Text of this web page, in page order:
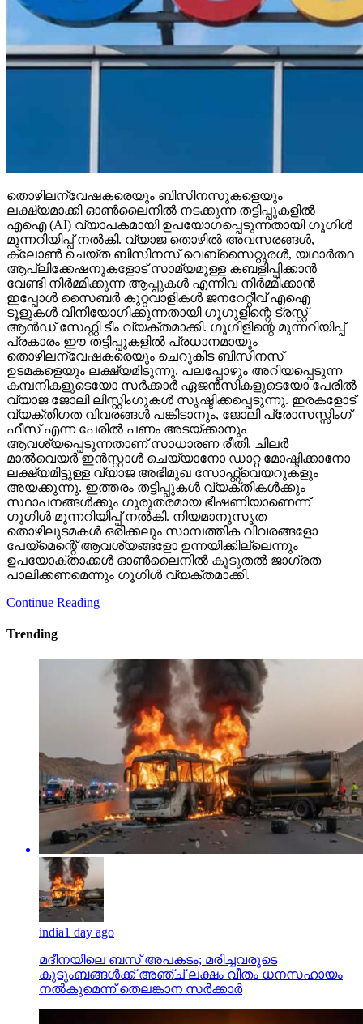
തൊഴിലന്വേഷകരെയും ബിസിനസുകളെയും
ലക്ഷ്യമാക്കി ഓണ്‍ലൈനില്‍ നടക്കുന്ന തട്ടിപ്പുകളില്‍
എഐ (AI) വ്യാപകമായി ഉപയോഗപ്പെടുന്നതായി ഗൂഗിള്‍
മുന്നറിയിപ്പ് നല്‍കി. വ്യാജ തൊഴില്‍ അവസരങ്ങള്‍,
ക്ലോണ്‍ ചെയ്ത ബിസിനസ് വെബ്‌സൈറ്റുരള്‍, യഥാര്‍ത്ഥ
ആപ്ലിക്കേഷനുകളോട് സാമ്യമുള്ള കബളിപ്പിക്കാന്‍
വേണ്ടി നിര്‍മ്മിക്കുന്ന ആപ്പുകള്‍ എന്നിവ നിര്‍മ്മിക്കാന്‍
ഇപ്പോള്‍ സൈബര്‍ കുറ്റവാളികള്‍ ജനറേറ്റീവ് എഐ
ടൂളുകള്‍ വിനിയോഗിക്കുന്നതായി ഗൂഗുളിന്റെ ട്രസ്റ്റ്
ആന്‍ഡ് സേഫ്റ്റി ടീം വ്യക്തമാക്കി. ഗൂഗിളിന്റെ മുന്നറിയിപ്പ്
പ്രകാരം ഈ തട്ടിപ്പുകളില്‍ പ്രധാനമായും
തൊഴിലന്വേഷകരെയും ചെറുകിട ബിസിനസ്
ഉടമകളെയും ലക്ഷ്യമിടുന്നു. പലപ്പോഴും അറിയപ്പെടുന്ന
കമ്പനികളുടെയോ സര്‍ക്കാര്‍ ഏജന്‍സികളുടെയോ പേരില്‍
വ്യാജ ജോലി ലിസ്റ്റിംഗുകള്‍ സൃഷ്ടിക്കപ്പെടുന്നു. ഇരകളോട്
വ്യക്തിഗത വിവരങ്ങള്‍ പങ്കിടാനും, ജോലി പ്രോസസ്സിംഗ്
ഫീസ് എന്ന പേരില്‍ പണം അടയ്ക്കാനും
ആവശ്യപ്പെടുന്നതാണ് സാധാരണ രീതി. ചിലര്‍
മാല്‍വെയര്‍ ഇന്‍സ്റ്റാള്‍ ചെയ്യാനോ ഡാറ്റ മോഷ്ടിക്കാനോ
ലക്ഷ്യമിട്ടുള്ള വ്യാജ അഭിമുഖ സോഫ്റ്റ്‌വെയറുകളും
അയക്കുന്നു. ഇത്തരം തട്ടിപ്പുകള്‍ വ്യക്തികള്‍ക്കും
സ്ഥാപനങ്ങള്‍ക്കും ഗുരുതരമായ ഭീഷണിയാണെന്ന്
ഗൂഗിള്‍ മുന്നറിയിപ്പ് നല്‍കി. നിയമാനുസൃത
തൊഴിലുടമകള്‍ ഒരിക്കലും സാമ്പത്തിക വിവരങ്ങളോ
പേയ്‌മെന്റെ് ആവശ്യങ്ങളോ ഉന്നയിക്കില്ലെന്നും
ഉപയോക്താക്കള്‍ ഓണ്‍ലൈനില്‍ കൂടുതല്‍ ജാഗ്രത
പാലിക്കണമെന്നും ഗൂഗിള്‍ വ്യക്തമാക്കി.
Continue Reading
Trending
india1 day ago
മദീനയിലെ ബസ് അപകടം; മരിച്ചവരുടെ
കുടുംബങ്ങള്‍ക്ക് അഞ്ച് ലക്ഷം വീതം ധനസഹായം
നല്‍കുമെന്ന് തെലങ്കാന സര്‍ക്കാര്‍